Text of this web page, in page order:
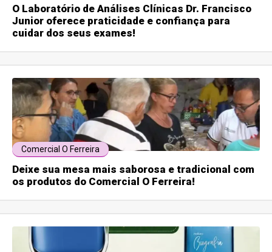
O Laboratório de Análises Clínicas Dr. Francisco
Junior oferece praticidade e confiança para
cuidar dos seus exames!
Comercial O Ferreira
Deixe sua mesa mais saborosa e tradicional com
os produtos do Comercial O Ferreira!